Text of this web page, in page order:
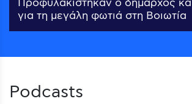
Προφυλακίστηκαν ο δήμαρχος
για τη μεγάλη φωτιά στη Βοιωτία
Podcasts